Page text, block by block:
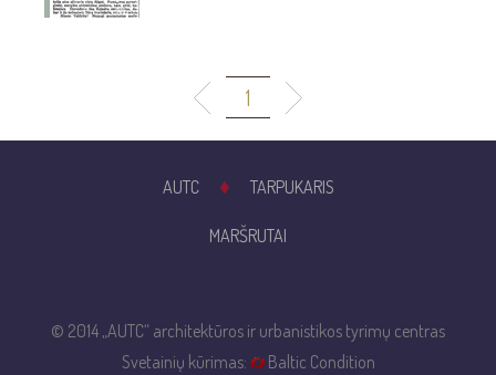
1
AUTC TARPUKARIS
MARŠRUTAI
© 2014 „AUTC“ architektūros ir urbanistikos tyrimų centras
Svetainių kūrimas:
Baltic Condition